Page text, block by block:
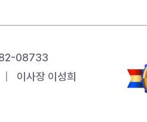
82-08733
이사장 이성희